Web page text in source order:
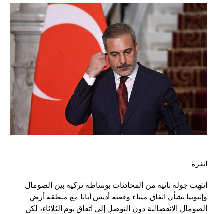
انقرة-
انتهت جولة ثانية من المحادثات بوساطة تركية بين الصومال
وإثيوبيا بشأن اتفاق ميناء وقعته أديس أبابا مع منطقة أرض
الصومال الانفصالية دون التوصل إلى اتفاق يوم الثلاثاء، لكن